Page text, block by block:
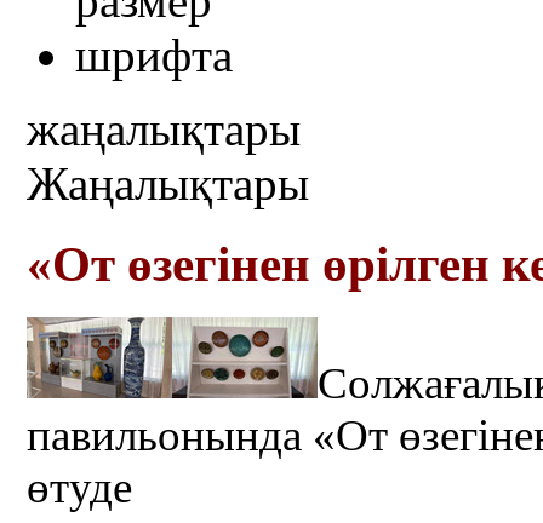
жаңалықтары
Жаңалықтары
«От өзегінен өрілген
павильонында «От
өтуде